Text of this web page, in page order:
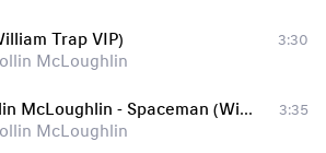
Trap VIP)
McLoughlin
3:30
Hardwell Collin McLoughlin - Spaceman (William Trap remix)
McLoughlin
3:35